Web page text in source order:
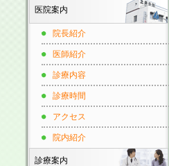
医院案内
院長紹介
医師紹介
診療内容
診療時間
アクセス
院内紹介
診療案内